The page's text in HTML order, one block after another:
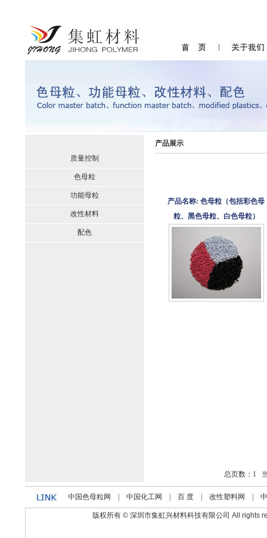
质量控制
色母粒
功能母粒
改性材料
配色
产品展示
产品名称: 色母粒（包括彩色母
粒、黑色母粒、白色母粒）
总页数：1
中国色母粒网 中国化工网 百 度 改性塑料网
版权所有 © 深圳市集虹兴材料科技有限公司 All rights